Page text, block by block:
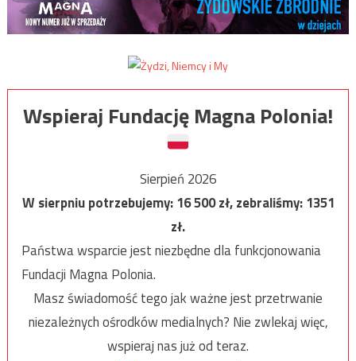
Wspieraj Fundację Magna Polonia!
Sierpień 2026
W sierpniu potrzebujemy:16 500zł, zebraliśmy:1351
zł.
Państwa wsparcie jest niezbędne dla funkcjonowania
Fundacji Magna Polonia.
Masz świadomość tego jak ważne jest przetrwanie
niezależnych ośrodków medialnych? Nie zwlekaj więc,
wspieraj nas już od teraz.